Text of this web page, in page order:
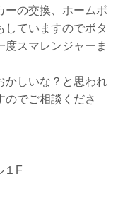
ーの交換、ホームボ
していますのでボタ
度スマレンジャーま
かしいな？と思われ
のでご相談くださ
１F